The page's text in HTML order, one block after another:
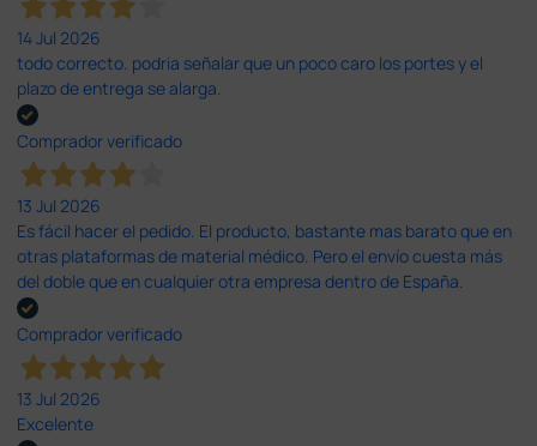
14 Jul 2026
todo correcto. podria señalar que un poco caro los portes y el
plazo de entrega se alarga.
Comprador verificado
13 Jul 2026
Es fácil hacer el pedido. El producto, bastante mas barato que en
otras plataformas de material médico. Pero el envío cuesta más
del doble que en cualquier otra empresa dentro de España.
Comprador verificado
13 Jul 2026
Excelente